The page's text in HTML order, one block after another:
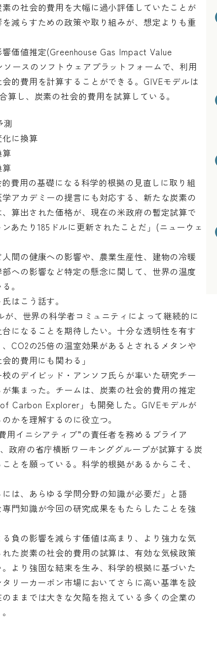
の社会的費用を大幅に過小評価していたことが
減らすための政策や取り組みが、想定よりも重
価値推定(Greenhouse Gas Impact Value
ースのソフトウェアプラットフォームで、利用
的費用を計算することができる。GIVEモデルは
し、炭素の社会的費用を試算している。
測
に換算
算
費用の基礎になる科学的根拠の見直しに取り組
アカデミーの提言にも対応する、新たな炭素の
算出された価格が、現在の米政府の暫定試算で
あたり185ドルに更新されたことだ」(ニューウェ
間の健康への影響や、農業生産性、建物の冷暖
への影響など特定の懸念に関して、世界の温度
。
はこう話す。
が、世界の科学者コミュニティによって継続的に
になることを期待したい。十分な透明性を有す
CO2の25倍の温室効果があるとされるメタンや
的費用にも関わる」
のデイビッド・アンソフ氏らが率いた研究チー
集まった。チームは、炭素の社会的費用の推定
Carbon Explorer」 も開発した。GIVEモデルが
かを理解するのに役立つ。
イニシアティブ”の責任者を務めるブライア
政府の省庁横断ワーキンググループが試算する炭
とを願っている。科学的根拠があるからこそ、
は、あらゆる学問分野の知識が必要だ」と語
門知識が今回の研究成果をもたらしたことを強
負の影響を減らす価値は高まり、より強力な気
た炭素の社会的費用の試算は、有効な気候政策
より強固な結束を生み、科学的根拠に基づいた
リーカーボン市場においてさらに高い基準を設
ままでは大きな欠陥を抱えている多くの企業の